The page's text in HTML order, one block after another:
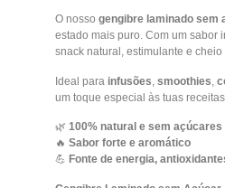
O nosso gengibre laminado sem
estado mais puro. Com um sabor
snack natural, estimulante e
Ideal para infusões smoothies
um toque especial às tuas receitas.
🌿 100% natural e sem açúcares
🔥 Sabor forte e aromático
💪 Fonte de energia,